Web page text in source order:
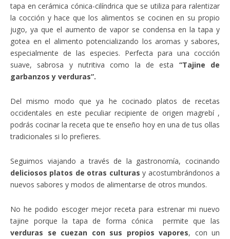
tapa en cerámica cónica-cilíndrica que se utiliza para ralentizar
la cocción y hace que los alimentos se cocinen en su propio
jugo, ya que el aumento de vapor se condensa en la tapa y
gotea en el alimento potencializando los aromas y sabores,
especialmente de las especies. Perfecta para una cocción
suave, sabrosa y nutritiva como la de esta “Tajine de
garbanzos y verduras”.
Del mismo modo que ya he cocinado platos de recetas
occidentales en este peculiar recipiente de origen magrebí ,
podrás cocinar la receta que te enseño hoy en una de tus ollas
tradicionales si lo prefieres.
Seguimos viajando a través de la gastronomía, cocinando
deliciosos platos de otras culturas y acostumbrándonos a
nuevos sabores y modos de alimentarse de otros mundos.
No he podido escoger mejor receta para estrenar mi nuevo
tajine porque la tapa de forma cónica permite que las
verduras se cuezan con sus propios vapores, con un